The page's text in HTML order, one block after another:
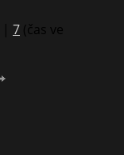
| 7 (čas ve